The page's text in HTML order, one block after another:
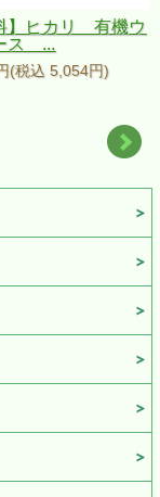
】ヒカリ 有機ウ
ス ...
(税込 5,054円)